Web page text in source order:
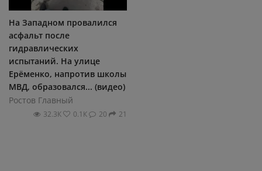
На Западном провалился
асфальт после
гидравлических
испытаний. На улице
Ерёменко, напротив школы
МВД, образовался... (видео)
Ростов Главный
32.3К 0.1К 20 21